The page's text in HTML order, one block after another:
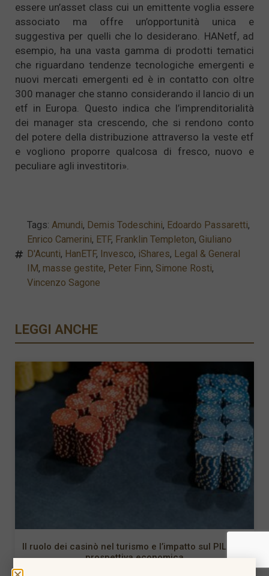
essere un’asset class cui un emittente voglia essere
associato ma offre un’opportunità unica e
suggestiva per quelli che lo desiderano. HANetf, ad
esempio, ha una vasta gamma di prodotti tematici
che riguardano tendenze tecnologiche emergenti e
nuovi mercati emergenti ed è in contatto con oltre
300 manager che stanno considerando il lancio di un
etf in Europa. Questo indica che l’imprenditorialità
dei manager sta crescendo, che si rendono conto
del potere della distribuzione attraverso la veste etf
e vogliono proporre qualcosa di fresco, nuovo e
peculiare agli investitori».
Tags: Amundi, Demis Todeschini, Edoardo Passaretti,
Enrico Camerini, ETF, Franklin Templeton, Giuliano
D'Acunti, HanETF, Invesco, iShares, Legal & General
IM, masse gestite, Peter Finn, Simone Rosti,
Vincenzo Sagone
LEGGI ANCHE
Il ruolo dei casinò nel turismo e l’impatto sul PIL: una
prospettiva economica